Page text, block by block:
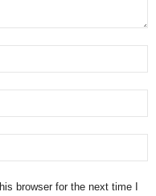
browser for the next time I